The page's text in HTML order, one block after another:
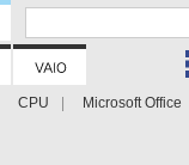
CPU Microsoft Office